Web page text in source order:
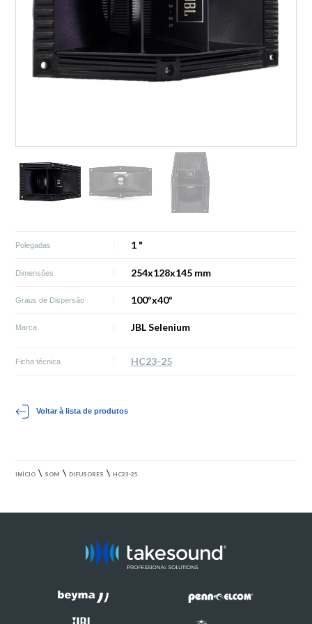
Polegadas 1 "
Dimensões 254x128x145 mm
Graus de Dispersão 100ºx40º
Marca JBL Selenium
Ficha técnica HC23-25
Voltar à lista de produtos
INÍCIO \ SOM \ DIFUSORES \ HC23-25